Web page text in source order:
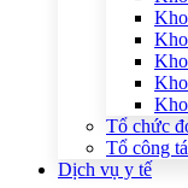
Tổ chức
Tổ công
Dịch vụ y tế